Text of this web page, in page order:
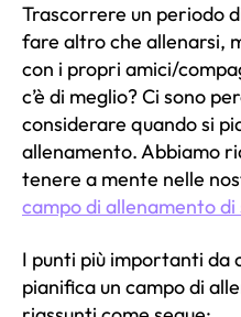
Trascorrere un periodo
fare altro che allenarsi,
con i propri amici/
c’è di meglio? Ci sono
considerare quando si
allenamento. Abbiamo
tenere a mente nelle
campo di allenamento di
I punti più importanti da
pianifica un campo di